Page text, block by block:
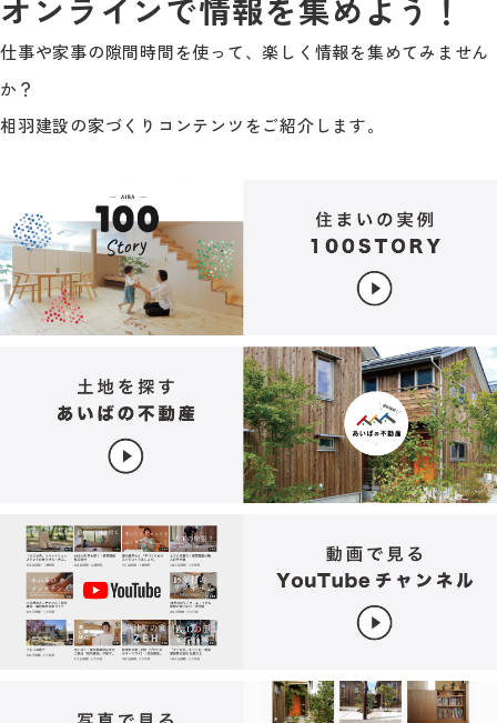
オンラインで情報を集めよう！
仕事や家事の隙間時間を使って、楽しく情報を集めてみません
か？
相羽建設の家づくりコンテンツをご紹介します。